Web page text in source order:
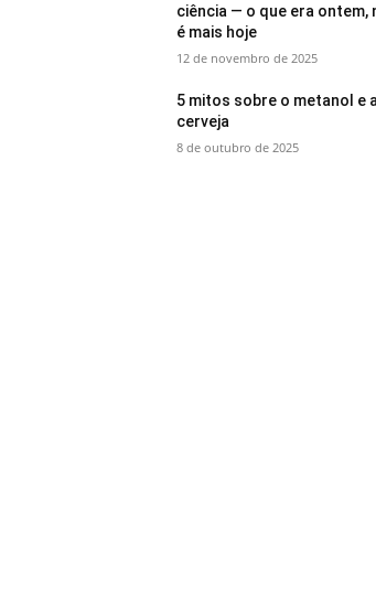
ciência — o que era ontem,
é mais hoje
12 de novembro de 2025
5 mitos sobre o metanol e a
cerveja
8 de outubro de 2025